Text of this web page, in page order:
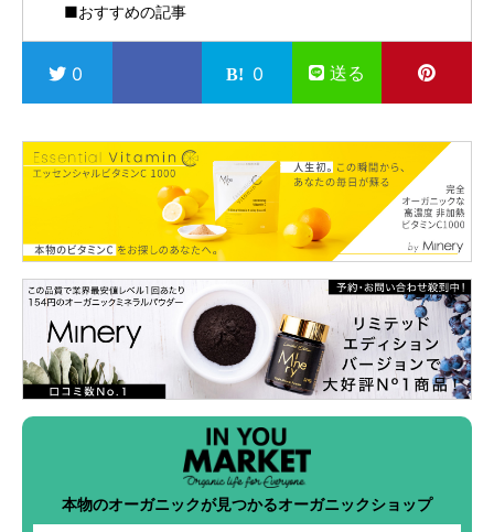
■おすすめの記事
0 0 送る
本物のオーガニックが見つかるオーガニックショップ